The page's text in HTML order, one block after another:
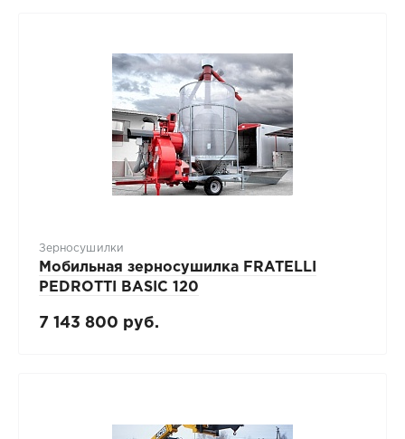
Зерносушилки
Мобильная зерносушилка FRATELLI
PЕDROTTI BASIC 120
7 143 800 руб.